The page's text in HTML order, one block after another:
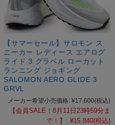
【サマーセール】サロモン ス
ニーカー レディース エアログ
ライド 3 グラベル ローカット
ランニング ジョギング
SALOMON AERO GLIDE 3
GRVL
メーカー希望小売価格: ¥17,600(税込)
【会員SALE！8月11日23時59分ま
で！】: ¥15,840(税込)